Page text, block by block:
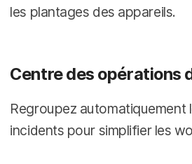
les plantages des appareils.
Centre des opérations
Regroupez automatiquement
incidents pour simplifier les